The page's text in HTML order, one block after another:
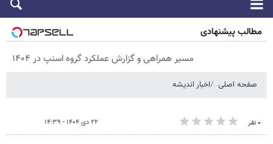
مطالب پیشنهادی
مسیر همراهی و گزارش عملکرد گروه اسنپ در ۱۴۰۴
صفحه اصلی اخبار اندیشه
۰ نفر ۲۲ دی ۱۴۰۴ - ۱۴:۳۹